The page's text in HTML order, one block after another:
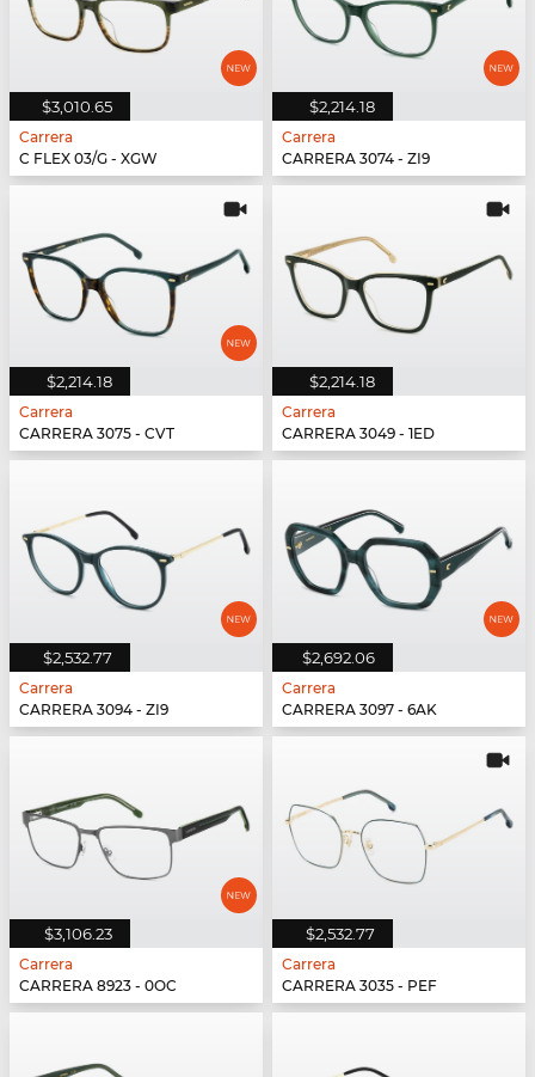
$3,010.65
Carrera
C FLEX 03/G - XGW
$2,214.18
Carrera
CARRERA 3074 - ZI9
$2,214.18
Carrera
CARRERA 3075 - CVT
$2,214.18
Carrera
CARRERA 3049 - 1ED
$2,532.77
Carrera
CARRERA 3094 - ZI9
$2,692.06
Carrera
CARRERA 3097 - 6AK
$3,106.23
Carrera
CARRERA 8923 - 0OC
$2,532.77
Carrera
CARRERA 3035 - PEF